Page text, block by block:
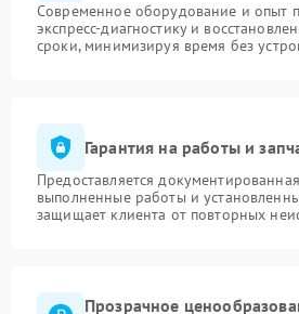
Современное оборудование и опыт
экспресс-диагностику и
сроки, минимизируя время без
Гарантия на работы и
Предоставляется
выполненные работы и
защищает клиента от повторных
Прозрачное